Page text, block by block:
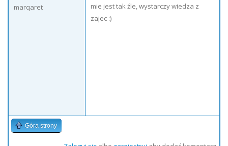
marqaret
mie jest tak źle, wystarczy wiedza z
zajec :)
Góra strony